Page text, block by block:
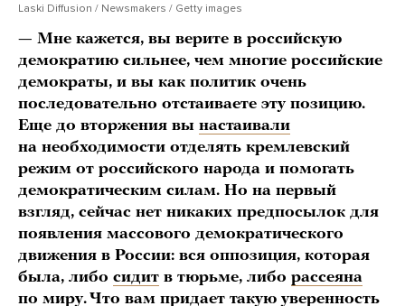
Laski Diffusion / Newsmakers / Getty images
— Мне кажется, вы верите в российскую
демократию сильнее, чем многие российские
демократы, и вы как политик очень
последовательно отстаиваете эту позицию.
Еще до вторжения вы настаивали
на необходимости отделять кремлевский
режим от российского народа и помогать
демократическим силам. Но на первый
взгляд, сейчас нет никаких предпосылок для
появления массового демократического
движения в России: вся оппозиция, которая
была, либо сидит в тюрьме, либо рассеяна
по миру. Что вам придает такую уверенность